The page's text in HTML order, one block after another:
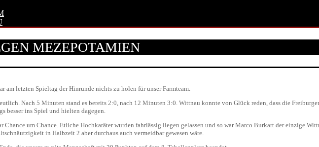
MEZEPOTAMIEN
am letzten Spieltag der Hinrunde nichts zu holen für unser Farmteam.
Nach 5 Minuten stand es bereits 2:0, nach 12 Minuten 3:0. Wittnau konnte von Glück reden, dass die
besser ins Spiel und hielten dagegen.
um Chance. Etliche Hochkaräter wurden fahrlässig liegen gelassen und so war Marco Burkart der einzige
in Halbzeit 2 aber durchaus auch vermeidbar gewesen wäre.